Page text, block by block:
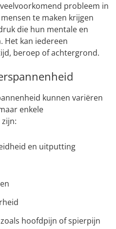
probleem in
te maken krijgen
die hun mentale en
Het kan iedereen
beroep of achtergrond.
kunnen variëren
enkele
en uitputting
hoofdpijn of spierpijn